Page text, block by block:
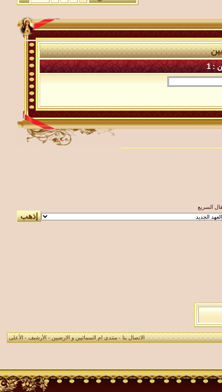
: 1
السريع
الاتصال بنا-منتدى ام السمائيين و الارضيين-الأرشيف-الأعلى